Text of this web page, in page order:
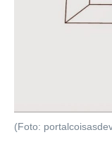
(Foto: